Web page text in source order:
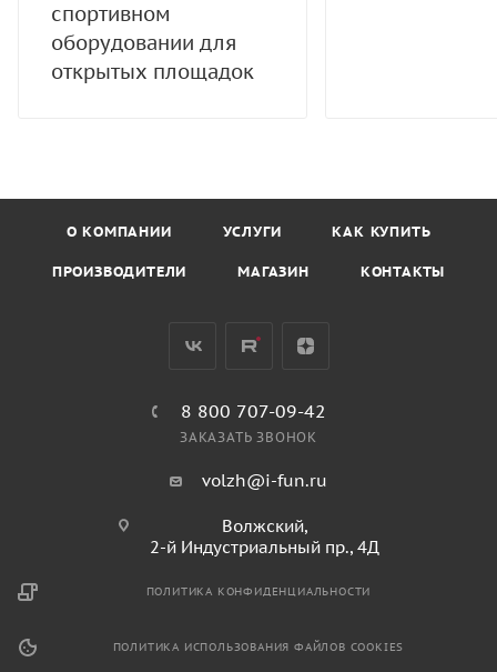
спортивном
оборудовании для
открытых площадок
О КОМПАНИИ УСЛУГИ КАК КУПИТЬ
ПРОИЗВОДИТЕЛИ МАГАЗИН КОНТАКТЫ
8 800 707-09-42
ЗАКАЗАТЬ ЗВОНОК
volzh@i-fun.ru
Волжский,
2-й Индустриальный пр., 4Д
ПОЛИТИКА КОНФИДЕНЦИАЛЬНОСТИ
ПОЛИТИКА ИСПОЛЬЗОВАНИЯ ФАЙЛОВ COOKIES